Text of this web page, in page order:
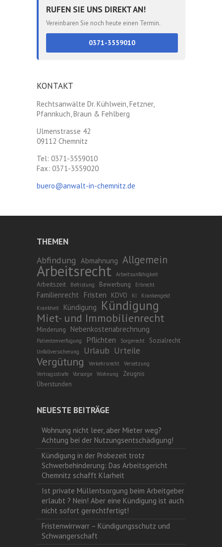
RUFEN SIE UNS DIREKT AN!
Vereinbaren Sie noch heute einen Termin.
0371-3559010
KONTAKT
Rechtsanwälte Dr. Kühlwein, Fetzner,
Pfannkuch, Braun & Fehlberg
Ulmenstrasse 42
09112 Chemnitz
Tel: 0371-3559010
Fax: 0371-3559020
buero@anwalt-in-chemnitz.de
THEMEN
Abfindung Abmahnung Allgemein
Arbeitsrecht Arbeitsunfähigkeit
Arbeitszeit Befristung Bewerbung Erbrecht
Familienrecht Fristen KDVO KI
Krankengeld
Krankheit
Kündigung Kündigung
Miet- und Immobilienrecht
Minderung Nebenkostenabrechnung
Patientenverfügung Pflichten Sorgerecht Sozialrecht
Unfallversicherung Urlaub Urteile
Vergütung Verkehrsrecht
Versetzung
Vertragsstrafe
Vorsorge Wohnung
Zeugnis
Überstunden
NEUESTE BEITRÄGE
Wohnung nicht leer, aber Mieter weg?
Achtung bei der Nutzungsentschädigung!
Kündigung in der Probezeit trotz
Schwerbehinderung: Das Arbeitsgericht
Chemnitz schafft Klarheit
Ist private Müllentsorgung beim Arbeitgeber
erlaubt ? Nein! Aber eine Kündigung ist auch
nicht sofort gerechtfertigt!
Fristenwirrwarr – Kündigungsschutz und
Schwangerschaft